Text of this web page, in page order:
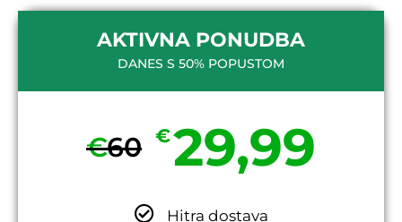
AKTIVNA PONUDBA
DANES S 50% POPUSTOM
€60 €29,99
Hitra dostava